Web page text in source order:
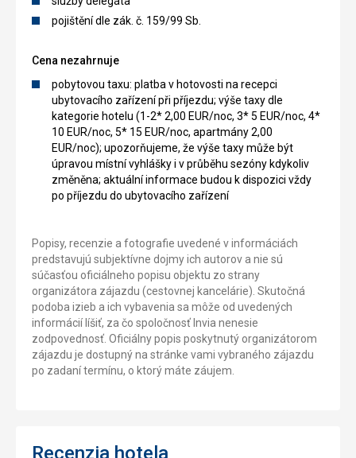
pojištění dle zák. č. 159/99 Sb.
Cena nezahrnuje
pobytovou taxu: platba v hotovosti na recepci
ubytovacího zařízení při příjezdu; výše taxy dle
kategorie hotelu (1-2* 2,00 EUR/noc, 3* 5 EUR/noc, 4*
10 EUR/noc, 5* 15 EUR/noc, apartmány 2,00
EUR/noc); upozorňujeme, že výše taxy může být
úpravou místní vyhlášky i v průběhu sezóny kdykoliv
změněna; aktuální informace budou k dispozici vždy
po příjezdu do ubytovacího zařízení
Popisy, recenzie a fotografie uvedené v informáciách
predstavujú subjektívne dojmy ich autorov a nie sú
súčasťou oficiálneho popisu objektu zo strany
organizátora zájazdu (cestovnej kancelárie). Skutočná
podoba izieb a ich vybavenia sa môže od uvedených
informácií líšiť, za čo spoločnosť Invia nenesie
zodpovednosť. Oficiálny popis poskytnutý organizátorom
zájazdu je dostupný na stránke vami vybraného zájazdu
po zadaní termínu, o ktorý máte záujem.
Recenzia hotela